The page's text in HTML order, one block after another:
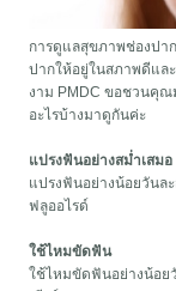
การดูแลสุขภาพช่องปา
ปากให้อยู่ในสภาพดีแล
งาม PMDC ขอชวนคุ
อะไรบ้างมาดูกันค่ะ
แปรงฟันอย่างสม่ำเสมอ
แปรงฟันอย่างน้อยวันล
ฟลูออไรด์
ใช้ไหมขัดฟัน
ใช้ไหมขัดฟันอย่างน้อย